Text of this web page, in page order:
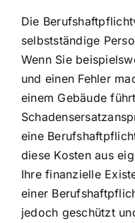
Die
selbstständige
Wenn Sie
und einen Fehler
einem Gebäude
eine
diese Kosten aus
Ihre finanzielle
einer
jedoch geschützt